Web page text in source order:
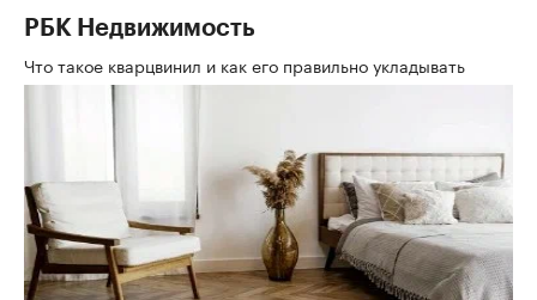
РБК Недвижимость
Что такое кварцвинил и как его правильно укладывать